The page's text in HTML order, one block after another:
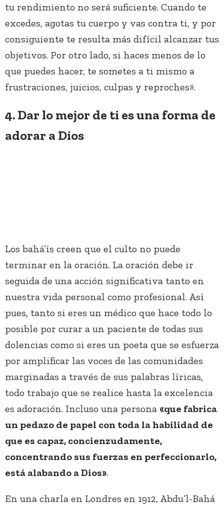
tu rendimiento no será suficiente. Cuando te
excedes, agotas tu cuerpo y vas contra ti, y por
consiguiente te resulta más difícil alcanzar tus
objetivos. Por otro lado, si haces menos de lo
que puedes hacer, te sometes a ti mismo a
frustraciones, juicios, culpas y reproches».
4. Dar lo mejor de ti es una forma de
adorar a Dios
Los bahá’ís creen que el culto no puede
terminar en la oración. La oración debe ir
seguida de una acción significativa tanto en
nuestra vida personal como profesional. Así
pues, tanto si eres un médico que hace todo lo
posible por curar a un paciente de todas sus
dolencias como si eres un poeta que se esfuerza
por amplificar las voces de las comunidades
marginadas a través de sus palabras líricas,
todo trabajo que se realice hasta la excelencia
es adoración. Incluso una persona «que fabrica
un pedazo de papel con toda la habilidad de
que es capaz, concienzudamente,
concentrando sus fuerzas en perfeccionarlo,
está alabando a Dios».
En una charla en Londres en 1912, Abdu’l-Bahá